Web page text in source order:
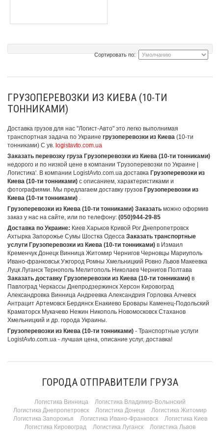
Сортировать по:
ГРУЗОПЕРЕВОЗКИ ИЗ КИЕВА (10-ТИ
ТОННИКАМИ)
Доставка грузов для нас "Логист-Авто" это легко выполнимая
транспортная задача по Украине грузоперевозки из Киева (10-ти
тонниками) С ув. logistavto.com.ua
Заказать перевозку груза Грузоперевозки из Киева (10-ти тонниками)
недорого и по низкой цене в компании 'Грузоперевозки по Украине |
Логистика'. В компании LogistAvto.com.ua доставка Грузоперевозки из
Киева (10-ти тонниками) с описанием, характеристиками и
фотографиями. Мы предлагаем доставку грузов Грузоперевозки из
Киева (10-ти тонниками)
Грузоперевозки из Киева (10-ти тонниками) Заказать можно оформив
заказ у нас на сайте, или по телефону: (050)944-29-85
Доставка по Украине: Киев Харьков Кривой Рог Днепропетровск
Ахтырка Запорожье Сумы Шостка Одесса Заказать транспортные
услуги Грузоперевозки из Киева (10-ти тонниками) в Измаил
Кременчук Донецк Винница Житомир Чернигов Черновцы Мариуполь
Ивано-франковськ Ужгород Ромны Хмельницкий Ровно Львов Макеевка
Луцк Луганск Тернополь Мелитополь Николаев Чернигов Полтава
Заказать доставку Грузоперевозки из Киева (10-ти тонниками) в
Павлоград Черкассы Днепродзержинск Херсон Кировоград
Александровка Винница Андреевка Александрия Горловка Алчевск
Антрацит Артемовск Бердянск Енакиево Бровары Каменец-Подольский
Краматорск Мукачево Нежин Никополь Новомосковск Стаханов
Хмельницкий и др. города Украины.
Грузоперевозки из Киева (10-ти тонниками) - Транспортные услуги
LogistAvto.com.ua - лучшая цена, описание услуг, доставка!
ГОРОДА ОТПРАВИТЕЛИ ГРУЗА
Логистика Винница
Логистика Владимир-Волынский
Логистика Днепропетровск
Логистика Донецк
Логистика Житомир
Логистика Запорожья
Логистика Ивано-Франковск
Логистика Киев
Логистика Кировоград
Логистика Луганск
Логистика Львов